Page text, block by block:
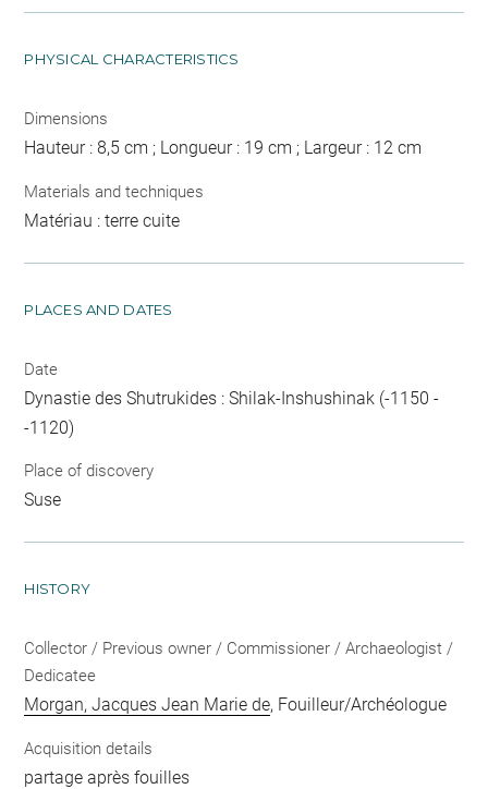
PHYSICAL CHARACTERISTICS
Dimensions
Hauteur : 8,5 cm ; Longueur : 19 cm ; Largeur : 12 cm
Materials and techniques
Matériau : terre cuite
PLACES AND DATES
Date
Dynastie des Shutrukides : Shilak-Inshushinak (-1150 -
-1120)
Place of discovery
Suse
HISTORY
Collector / Previous owner / Commissioner / Archaeologist /
Dedicatee
Morgan, Jacques Jean Marie de, Fouilleur/Archéologue
Acquisition details
partage après fouilles